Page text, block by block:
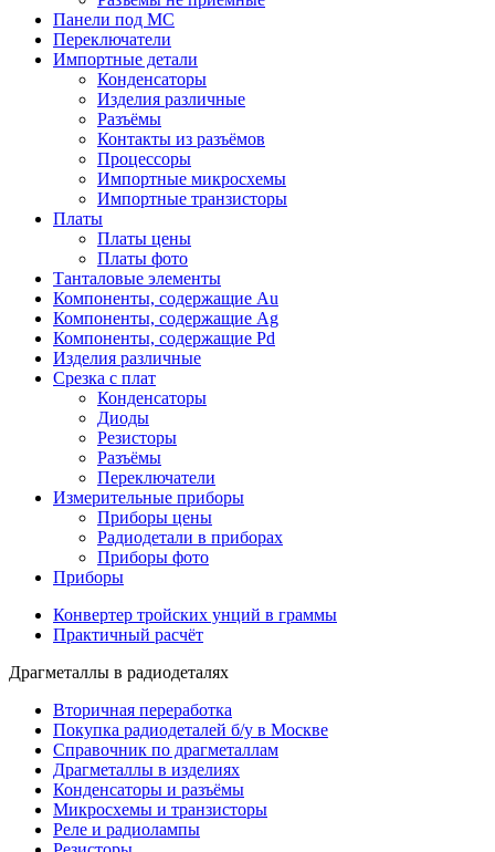
Панели под МС
Переключатели
Импортные детали
Конденсаторы
Изделия различные
Разъёмы
Контакты из разъёмов
Процессоры
Импортные микросхемы
Импортные транзисторы
Платы
Платы цены
Платы фото
Танталовые элементы
Компоненты, содержащие Au
Компоненты, содержащие Ag
Компоненты, содержащие Pd
Изделия различные
Срезка с плат
Конденсаторы
Диоды
Резисторы
Разъёмы
Переключатели
Измерительные приборы
Приборы цены
Радиодетали в приборах
Приборы фото
Приборы
Конвертер тройских унций в граммы
Практичный расчёт
Драгметаллы в радиодеталях
Вторичная переработка
Покупка радиодеталей б/у в Москве
Справочник по драгметаллам
Драгметаллы в изделиях
Конденсаторы и разъёмы
Микросхемы и транзисторы
Реле и радиолампы